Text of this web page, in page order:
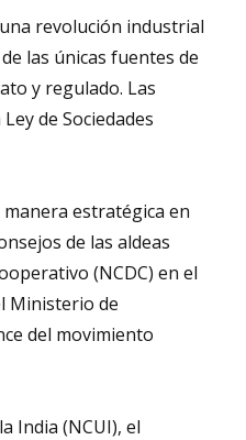
revolución industrial
las únicas fuentes de
y regulado. Las
de Sociedades
estratégica en
de las aldeas
(NCDC) en el
Ministerio de
del movimiento
India (NCUI), el